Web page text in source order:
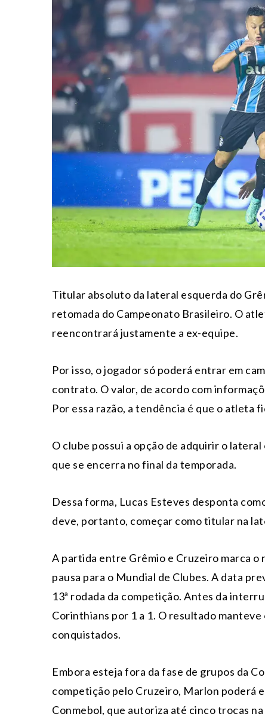
Titular absoluto da lateral esquerda do
retomada do Campeonato Brasileiro. O
reencontrará justamente a ex-equipe.
Por isso, o jogador só poderá entrar em
contrato. O valor, de acordo com
Por essa razão, a tendência é que o atleta
O clube possui a opção de adquirir o
que se encerra no final da temporada.
Dessa forma, Lucas Esteves desponta
deve, portanto, começar como titular na
A partida entre Grêmio e Cruzeiro marca o
pausa para o Mundial de Clubes. A data
13ª rodada da competição. Antes da
Corinthians por 1 a 1. O resultado
conquistados.
Embora esteja fora da fase de grupos da
competição pelo Cruzeiro, Marlon poderá
Conmebol, que autoriza até cinco trocas